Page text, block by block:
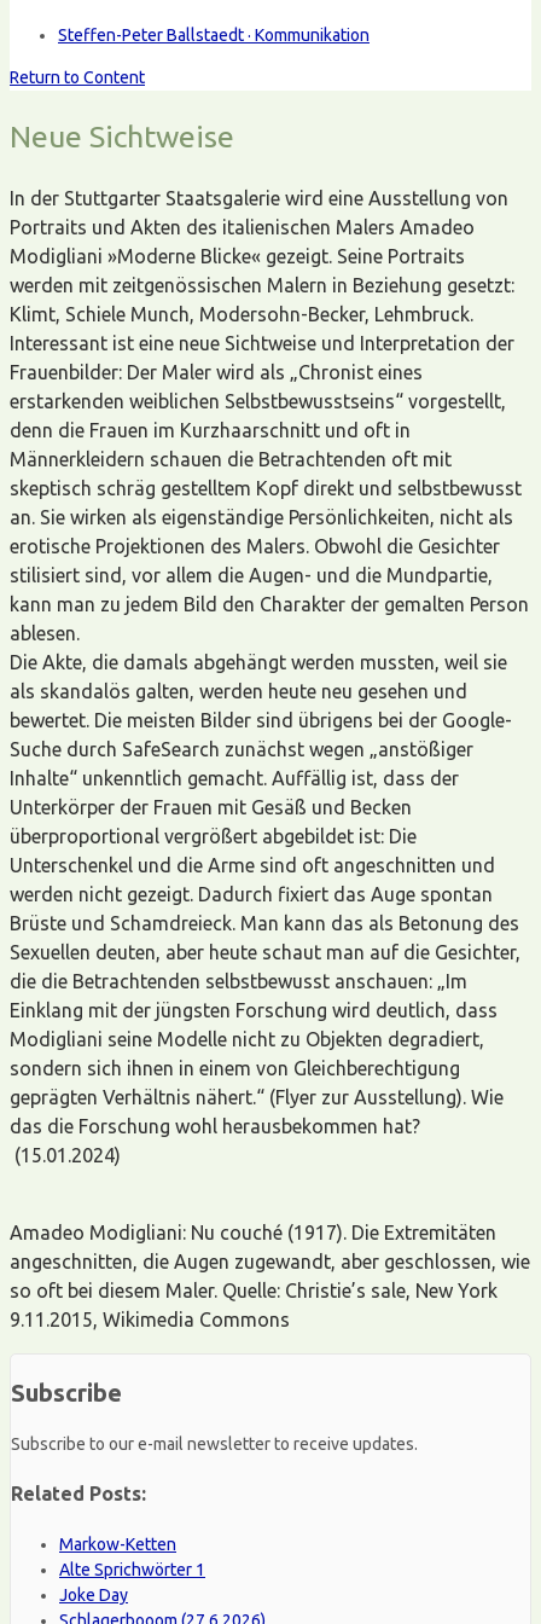
Steffen-Peter Ballstaedt · Kommunikation
Return to Content
Neue Sichtweise
In der Stuttgarter Staatsgalerie wird eine Ausstellung von
Portraits und Akten des italienischen Malers Amadeo
Modigliani »Moderne Blicke« gezeigt. Seine Portraits
werden mit zeitgenössischen Malern in Beziehung gesetzt:
Klimt, Schiele Munch, Modersohn-Becker, Lehmbruck.
Interessant ist eine neue Sichtweise und Interpretation der
Frauenbilder: Der Maler wird als „Chronist eines
erstarkenden weiblichen Selbstbewusstseins“ vorgestellt,
denn die Frauen im Kurzhaarschnitt und oft in
Männerkleidern schauen die Betrachtenden oft mit
skeptisch schräg gestelltem Kopf direkt und selbstbewusst
an. Sie wirken als eigenständige Persönlichkeiten, nicht als
erotische Projektionen des Malers. Obwohl die Gesichter
stilisiert sind, vor allem die Augen- und die Mundpartie,
kann man zu jedem Bild den Charakter der gemalten Person
ablesen.
Die Akte, die damals abgehängt werden mussten, weil sie
als skandalös galten, werden heute neu gesehen und
bewertet. Die meisten Bilder sind übrigens bei der Google-
Suche durch SafeSearch zunächst wegen „anstößiger
Inhalte“ unkenntlich gemacht. Auffällig ist, dass der
Unterkörper der Frauen mit Gesäß und Becken
überproportional vergrößert abgebildet ist: Die
Unterschenkel und die Arme sind oft angeschnitten und
werden nicht gezeigt. Dadurch fixiert das Auge spontan
Brüste und Schamdreieck. Man kann das als Betonung des
Sexuellen deuten, aber heute schaut man auf die Gesichter,
die die Betrachtenden selbstbewusst anschauen: „Im
Einklang mit der jüngsten Forschung wird deutlich, dass
Modigliani seine Modelle nicht zu Objekten degradiert,
sondern sich ihnen in einem von Gleichberechtigung
geprägten Verhältnis nähert.“ (Flyer zur Ausstellung). Wie
das die Forschung wohl herausbekommen hat?
(15.01.2024)
Amadeo Modigliani: Nu couché (1917). Die Extremitäten
angeschnitten, die Augen zugewandt, aber geschlossen, wie
so oft bei diesem Maler. Quelle: Christie’s sale, New York
9.11.2015, Wikimedia Commons
Subscribe
Subscribe to our e-mail newsletter to receive updates.
Related Posts:
Markow-Ketten
Alte Sprichwörter 1
Joke Day
Schlagerbooom (27.6.2026)